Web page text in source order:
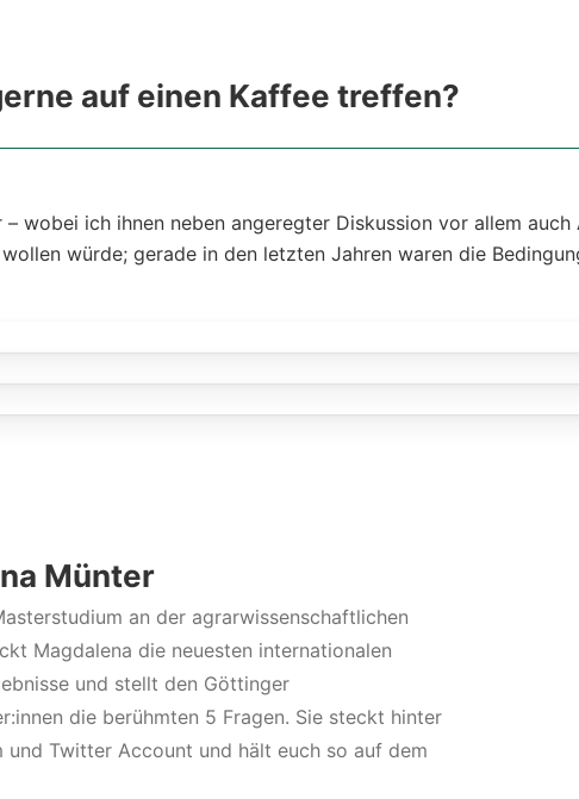
auf einen Kaffee treffen?
wobei ich ihnen neben angeregter Diskussion vor allem
würde; gerade in den letzten Jahren waren die
Münter
an der agrarwissenschaftlichen
Magdalena die neuesten internationalen
und stellt den Göttinger
die berühmten 5 Fragen. Sie steckt hinter
und Twitter Account und hält euch so auf dem